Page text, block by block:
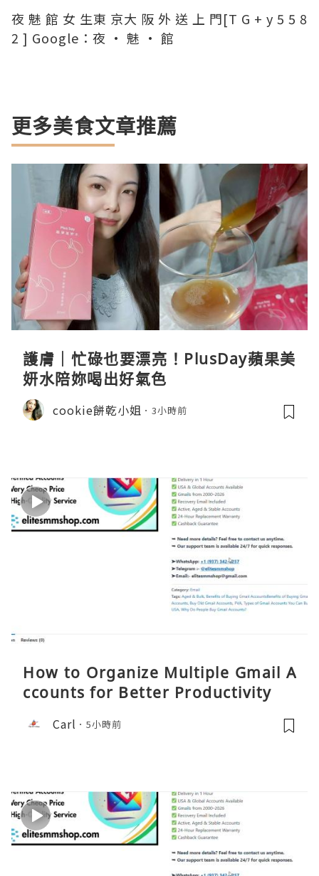
夜 魅 館 女 生東 京大 阪 外 送 上 門[T G + y 5 5 8
2 ] Google：夜 · 魅 · 館
更多美食文章推薦
護膚｜忙碌也要漂亮！PlusDay蘋果美
妍水陪妳喝出好氣色
cookie餅乾小姐 3小時前
How to Organize Multiple Gmail A
ccounts for Better Productivity
Carl 5小時前